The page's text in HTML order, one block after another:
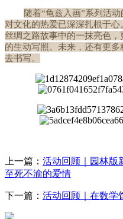
随着“龟兹入画”系列活
对文化的热爱已深深扎根于
丝绸之路故事中的一抹亮色
的生动写照。未来，还有更多
去书写。
上一篇： 活动回顾｜园林版
至死不渝的爱情
下一篇： 活动回顾｜在数学